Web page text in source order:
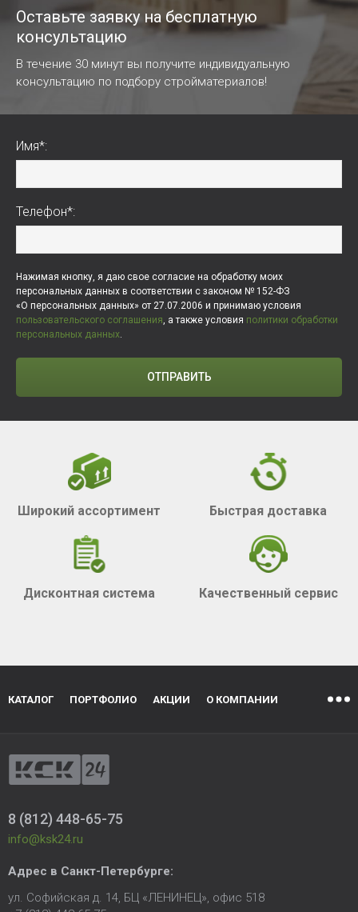
Оставьте заявку на бесплатную
консультацию
В течение 30 минут вы получите индивидуальную
консультацию по подбору стройматериалов!
Имя*:
Телефон*:
Нажимая кнопку, я даю свое согласие на обработку моих
персональных данных в соответствии с законом № 152-ФЗ
«О персональных данных» от 27.07.2006 и принимаю условия
пользовательского соглашения, а также условия политики обработки
персональных данных.
ОТПРАВИТЬ
Широкий ассортимент Быстрая доставка
Дисконтная система Качественный сервис
КАТАЛОГ ПОРТФОЛИО АКЦИИ О КОМПАНИИ
8 (812) 448-65-75
info@ksk24.ru
Адрес в Санкт-Петербурге:
ул. Софийская д. 14, БЦ «ЛЕНИНЕЦ», офис 518